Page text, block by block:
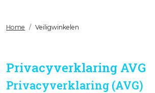
Home Veiligwinkelen
Privacyverklaring AVG
Privacyverklaring (AVG)